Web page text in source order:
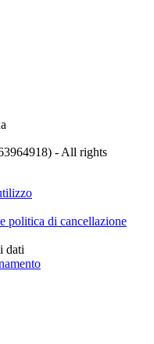
- All rights
politica di cancellazione
dati